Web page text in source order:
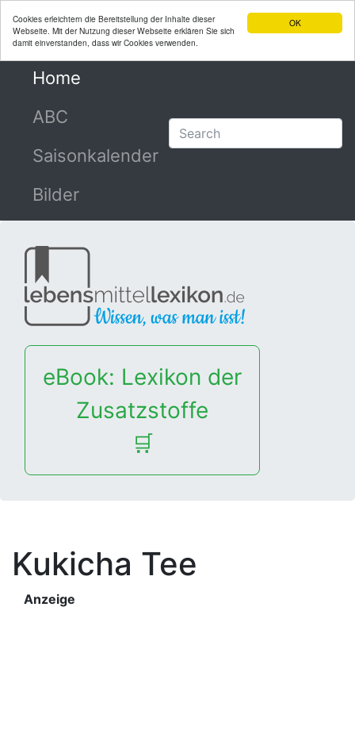
OK
Cookies erleichtern die Bereitstellung der Inhalte dieser
Webseite. Mit der Nutzung dieser Webseite erklären Sie sich
damit einverstanden, dass wir Cookies verwenden.
Home
ABC
Saisonkalender
Bilder
eBook: Lexikon der
Zusatzstoffe
🛒
Kukicha Tee
Anzeige